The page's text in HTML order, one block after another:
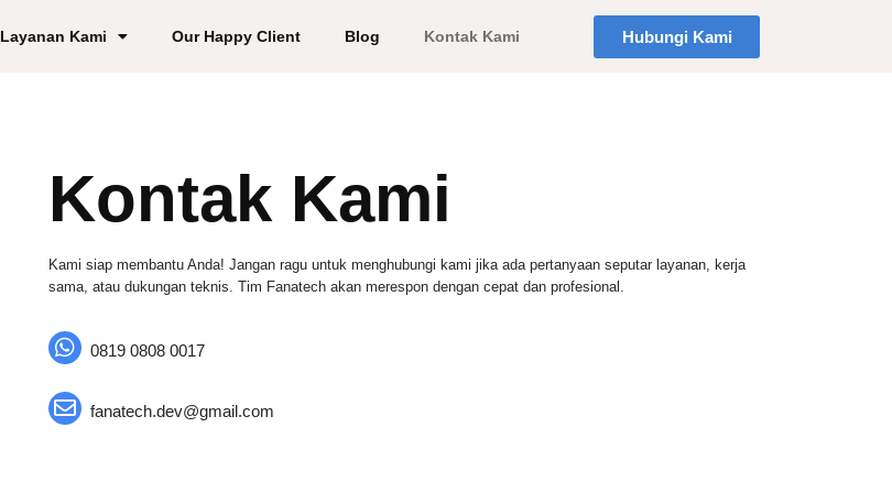
Layanan Kami Our Happy Client Blog Kontak Kami Hubungi Kami
Kontak Kami
Kami siap membantu Anda! Jangan ragu untuk menghubungi kami jika ada pertanyaan seputar layanan, kerja
sama, atau dukungan teknis. Tim Fanatech akan merespon dengan cepat dan profesional.
0819 0808 0017
fanatech.dev@gmail.com